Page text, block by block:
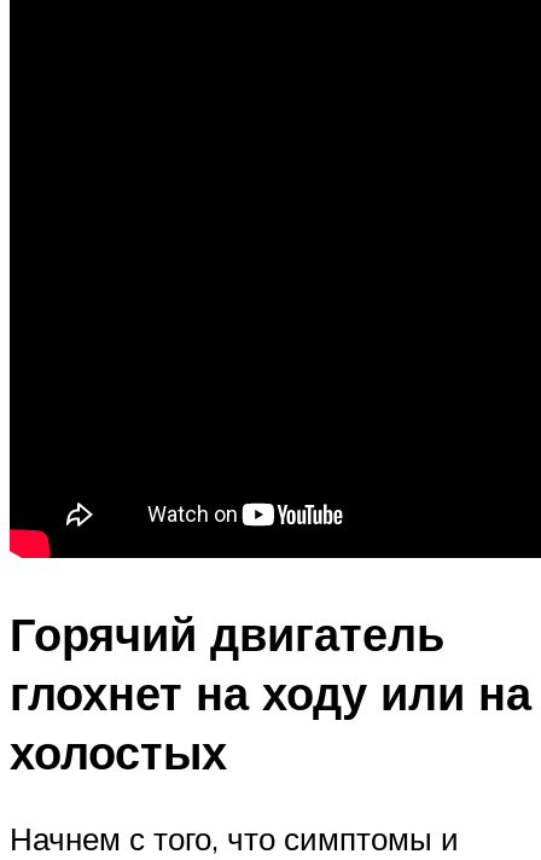
Горячий двигатель
глохнет на ходу или на
холостых
Начнем с того, что симптомы и